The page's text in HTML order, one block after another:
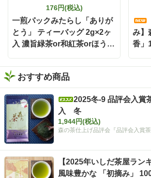
176円(税込)
一煎パックみたらし「ありが
とう」 ティーバッグ 2g×2ヶ
入 濃旨緑茶or和紅茶orほうじ
み】
香」
おすすめ商品
2025冬-9 品評会入賞
入 冬
1,944円(税込)
森の茶仕上げ品評会『品評会入賞茶
【2025年いしだ茶屋ラン
風味豊かな 「初摘み」